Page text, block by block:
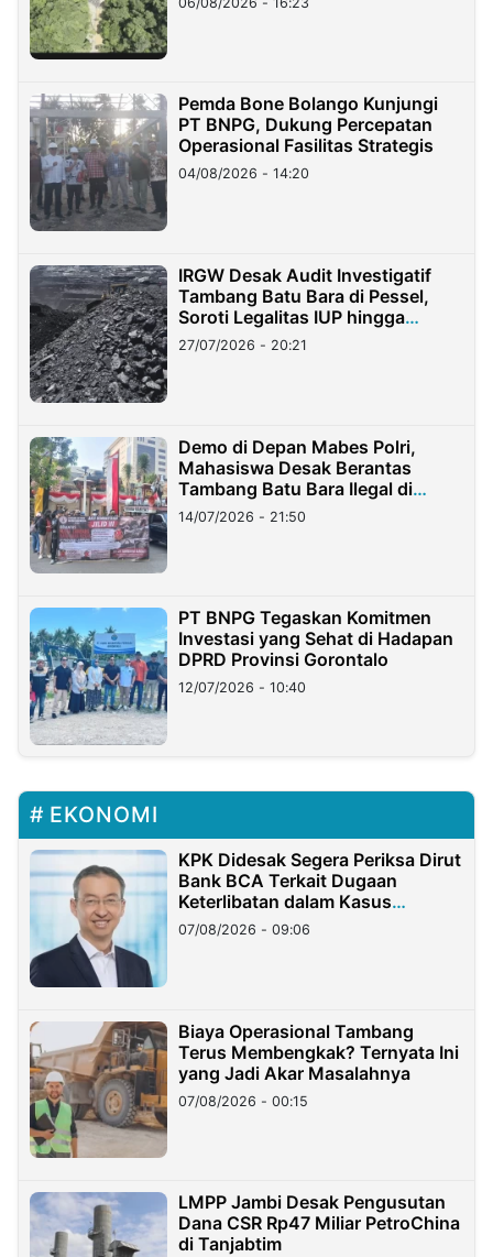
Pemda Bone Bolango Kunjungi
PT BNPG, Dukung Percepatan
Operasional Fasilitas Strategis
04/08/2026 - 14:20
IRGW Desak Audit Investigatif
Tambang Batu Bara di Pessel,
Soroti Legalitas IUP hingga
Stockpile
27/07/2026 - 20:21
Demo di Depan Mabes Polri,
Mahasiswa Desak Berantas
Tambang Batu Bara Ilegal di
Lampung
14/07/2026 - 21:50
PT BNPG Tegaskan Komitmen
Investasi yang Sehat di Hadapan
DPRD Provinsi Gorontalo
12/07/2026 - 10:40
EKONOMI
KPK Didesak Segera Periksa Dirut
Bank BCA Terkait Dugaan
Keterlibatan dalam Kasus
Hilangnya Dana Nasabah Rp2,58
Miliar
07/08/2026 - 09:06
Biaya Operasional Tambang
Terus Membengkak? Ternyata Ini
yang Jadi Akar Masalahnya
07/08/2026 - 00:15
LMPP Jambi Desak Pengusutan
Dana CSR Rp47 Miliar PetroChina
di Tanjabtim